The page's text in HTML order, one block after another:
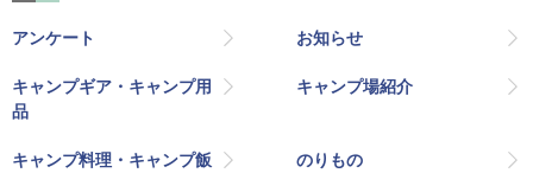
アンケート お知らせ
キャンプギア・キャンプ用
品
キャンプ場紹介
キャンプ料理・キャンプ飯 のりもの